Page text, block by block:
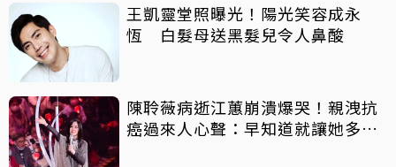
王凱靈堂照曝光！陽光笑容成永
恆 白髮母送黑髮兒令人鼻酸
陳聆薇病逝江蕙崩潰爆哭！親洩抗
癌過來人心聲：早知道就讓她多化